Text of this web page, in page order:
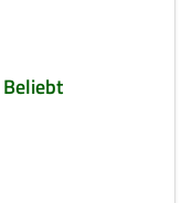
Beliebt